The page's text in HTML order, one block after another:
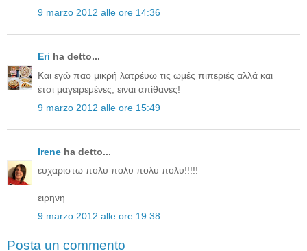
9 marzo 2012 alle ore 14:36
Eri ha detto...
Και εγώ παο μικρή λατρέυω τις ωμές πιπεριές αλλά και
έτσι μαγειρεμένες, ειναι απίθανες!
9 marzo 2012 alle ore 15:49
Irene ha detto...
ευχαριστω πολυ πολυ πολυ πολυ!!!!!
ειρηνη
9 marzo 2012 alle ore 19:38
Posta un commento